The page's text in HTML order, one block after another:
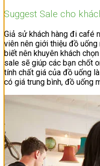
Suggest Sale cho
Giả sử khách hàng đi café
viên nên giới thiệu đồ
biết nên khuyên khách
sale sẽ giúp các bạn chốt
tính chất giá của đồ uống
có giá trung bình, đồ uống